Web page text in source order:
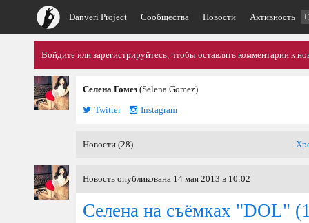
Danveri Project Сообщества Новости Активность
Войдите или зарегистрируйтесь, чтобы оставлять комментарии к
Селена Гомез (Selena Gomez)
Twitter
Instagram
Новости (28)
Новость опубликована 14 мая 2013 в 10:02
Селена на съёмках "DOL"